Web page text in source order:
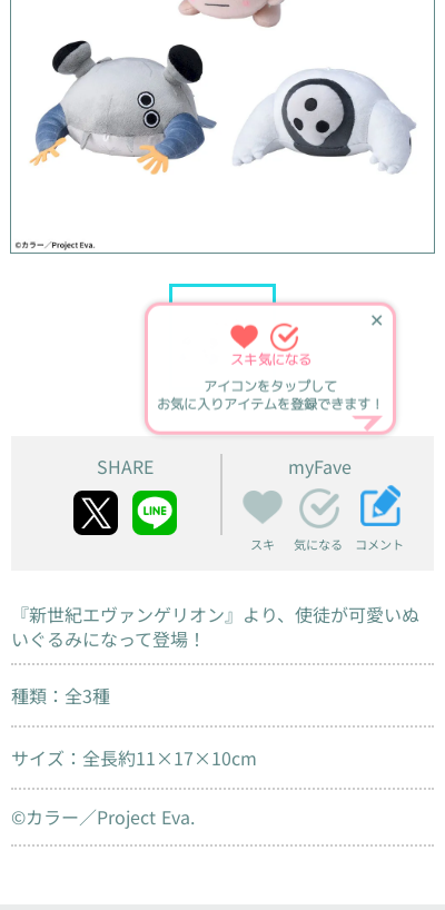
✕
スキ気になる
アイコンをタップして
お気に入りアイテムを登録できます！
SHARE myFave
スキ 気になる コメント
『新世紀エヴァンゲリオン』より、使徒が可愛いぬ
いぐるみになって登場！
種類：全3種
サイズ：全長約11×17×10cm
©カラー／Project Eva.